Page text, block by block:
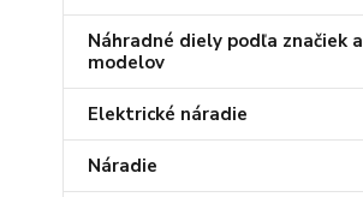
Náhradné diely podľa značiek a
modelov
Elektrické náradie
Náradie